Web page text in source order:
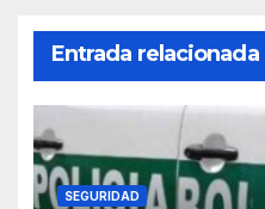
Entrada relacionada
SEGURIDAD